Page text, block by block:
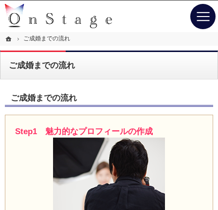
ホーム
ご成婚までの流れ
ご成婚までの流れ
専任コンシェルジュがサポート。東京・品川の結婚相談所なら当相談所へ。
東京・品川の結婚相談所なら幸せな人生を送るお手伝いするOn Stage（オンステージ）
ご成婚までの流れ
Step1 魅力的なプロフィールの作成